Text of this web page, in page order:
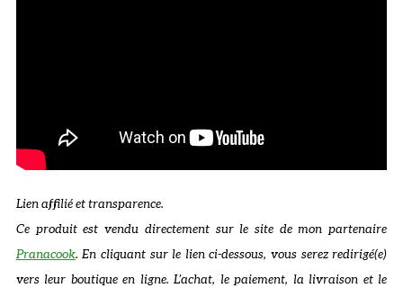
Lien affilié et transparence.
Ce produit est vendu directement sur le site de mon partenaire
Pranacook. En cliquant sur le lien ci-dessous, vous serez redirigé(e)
vers leur boutique en ligne. L’achat, le paiement, la livraison et le